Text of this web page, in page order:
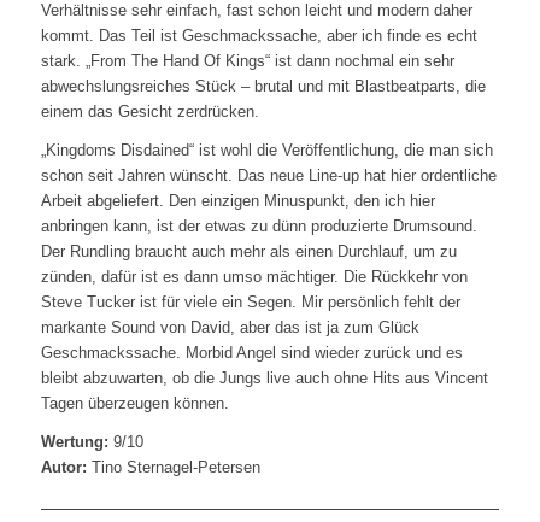
Verhältnisse sehr einfach, fast schon leicht und modern daher
kommt. Das Teil ist Geschmackssache, aber ich finde es echt
stark. „From The Hand Of Kings“ ist dann nochmal ein sehr
abwechslungsreiches Stück – brutal und mit Blastbeatparts, die
einem das Gesicht zerdrücken.
„Kingdoms Disdained“ ist wohl die Veröffentlichung, die man sich
schon seit Jahren wünscht. Das neue Line-up hat hier ordentliche
Arbeit abgeliefert. Den einzigen Minuspunkt, den ich hier
anbringen kann, ist der etwas zu dünn produzierte Drumsound.
Der Rundling braucht auch mehr als einen Durchlauf, um zu
zünden, dafür ist es dann umso mächtiger. Die Rückkehr von
Steve Tucker ist für viele ein Segen. Mir persönlich fehlt der
markante Sound von David, aber das ist ja zum Glück
Geschmackssache. Morbid Angel sind wieder zurück und es
bleibt abzuwarten, ob die Jungs live auch ohne Hits aus Vincent
Tagen überzeugen können.
Wertung: 9/10
Autor: Tino Sternagel-Petersen